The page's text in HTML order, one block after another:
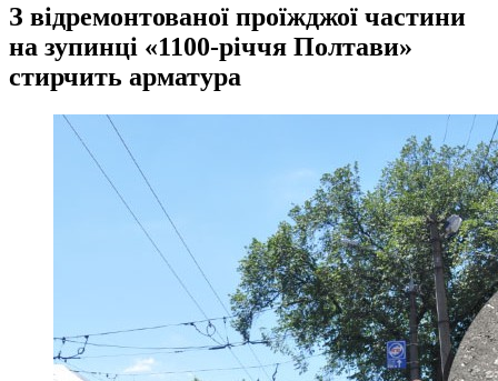
З відремонтованої проїжджої частини
на зупинці «1100-річчя Полтави»
стирчить арматура